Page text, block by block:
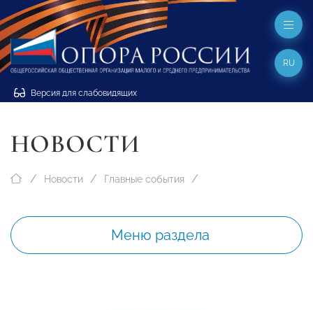
Версия для слабовидящих
RU
НОВОСТИ
Новости Главные события
Меню раздела